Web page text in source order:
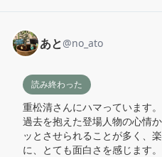
あと@no_ato
読み終わった
重松清さんにハマっています。
過去を抱えた登場人物の心情
ッとさせられることが多く、
に、とても面白さを感じます。